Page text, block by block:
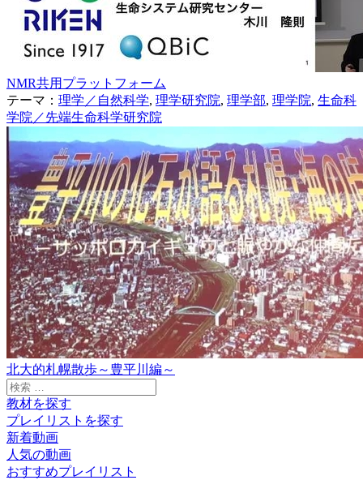
NMR共用プラットフォーム
テーマ： 理学／自然科学, 理学研究院, 理学部, 理学院, 生命科
学院／先端生命科学研究院
北大的札幌散歩～豊平川編～
検
索:
教材を探す
プレイリストを探す
新着動画
人気の動画
おすすめプレイリスト